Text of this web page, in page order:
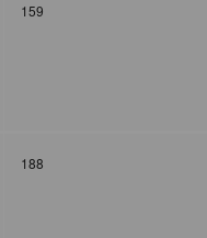
159
188